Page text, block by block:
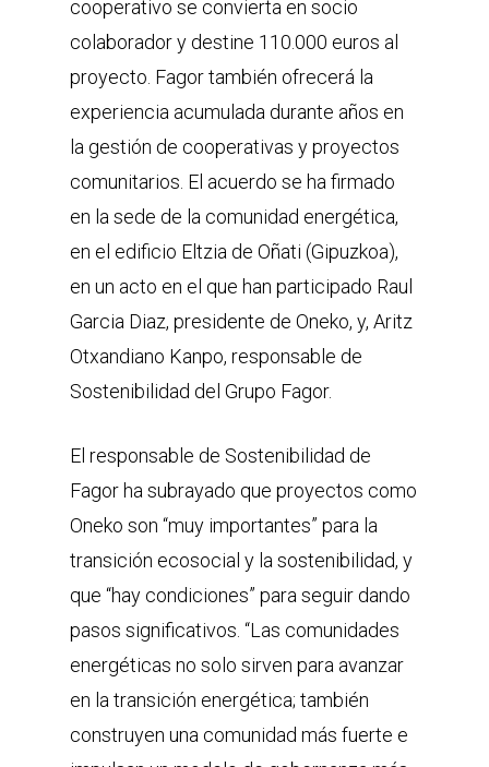
cooperativo se convierta en socio
colaborador y destine 110.000 euros al
proyecto. Fagor también ofrecerá la
experiencia acumulada durante años en
la gestión de cooperativas y proyectos
comunitarios. El acuerdo se ha firmado
en la sede de la comunidad energética,
en el edificio Eltzia de Oñati (Gipuzkoa),
en un acto en el que han participado Raul
Garcia Diaz, presidente de Oneko, y, Aritz
Otxandiano Kanpo, responsable de
Sostenibilidad del Grupo Fagor.
El responsable de Sostenibilidad de
Fagor ha subrayado que proyectos como
Oneko son “muy importantes” para la
transición ecosocial y la sostenibilidad, y
que “hay condiciones” para seguir dando
pasos significativos. “Las comunidades
energéticas no solo sirven para avanzar
en la transición energética; también
construyen una comunidad más fuerte e